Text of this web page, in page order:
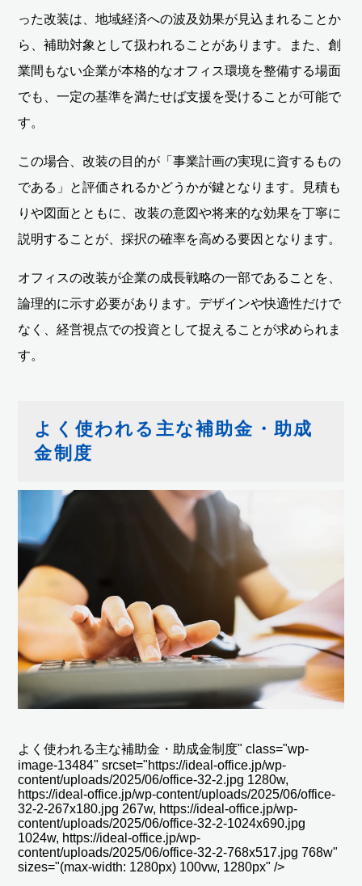
った改装は、地域経済への波及効果が見込まれることか
ら、補助対象として扱われることがあります。また、創
業間もない企業が本格的なオフィス環境を整備する場面
でも、一定の基準を満たせば支援を受けることが可能で
す。
この場合、改装の目的が「事業計画の実現に資するもの
である」と評価されるかどうかが鍵となります。見積も
りや図面とともに、改装の意図や将来的な効果を丁寧に
説明することが、採択の確率を高める要因となります。
オフィスの改装が企業の成長戦略の一部であることを、
論理的に示す必要があります。デザインや快適性だけで
なく、経営視点での投資として捉えることが求められま
す。
よく使われる主な補助金・助成
金制度
よく使われる主な補助金・助成金制度" class="wp-
image-13484" srcset="https://ideal-office.jp/wp-
content/uploads/2025/06/office-32-2.jpg 1280w,
https://ideal-office.jp/wp-content/uploads/2025/06/office-
32-2-267x180.jpg 267w, https://ideal-office.jp/wp-
content/uploads/2025/06/office-32-2-1024x690.jpg
1024w, https://ideal-office.jp/wp-
content/uploads/2025/06/office-32-2-768x517.jpg 768w"
sizes="(max-width: 1280px) 100vw, 1280px" />